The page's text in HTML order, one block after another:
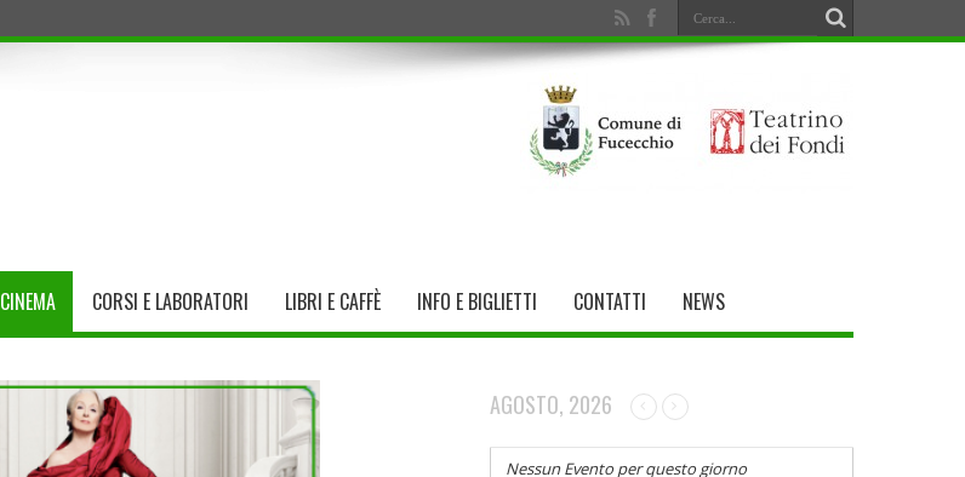
CINEMA CORSI E LABORATORI LIBRI E CAFFÈ INFO E BIGLIETTI CONTATTI NEWS
AGOSTO, 2026
Nessun Evento per questo giorno